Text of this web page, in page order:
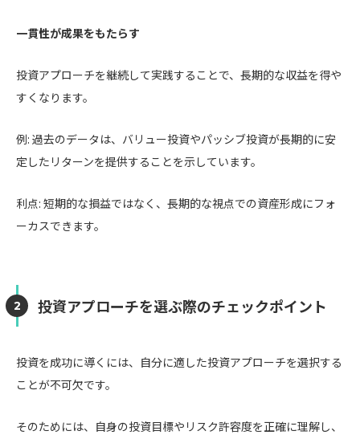
一貫性が成果をもたらす
投資アプローチを継続して実践することで、長期的な収益を得や
すくなります。
例: 過去のデータは、バリュー投資やパッシブ投資が長期的に安
定したリターンを提供することを示しています。
利点: 短期的な損益ではなく、長期的な視点での資産形成にフォ
ーカスできます。
投資アプローチを選ぶ際のチェックポイント
投資を成功に導くには、自分に適した投資アプローチを選択する
ことが不可欠です。
そのためには、自身の投資目標やリスク許容度を正確に理解し、